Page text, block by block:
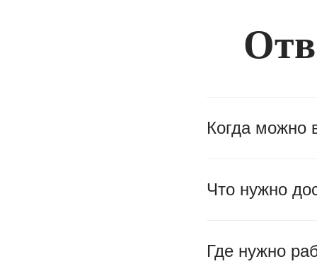
Когда можно
Что нужно
Где нужно